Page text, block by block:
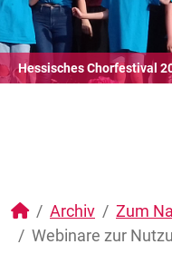
Hessisches Chorfestival
Archiv
Zum
Webinare zur